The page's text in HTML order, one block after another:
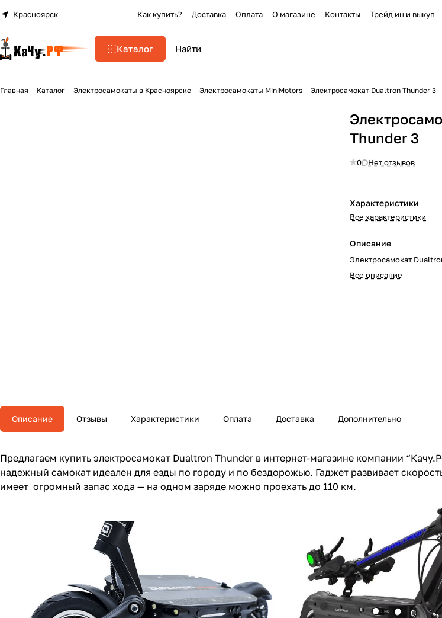
Красноярск Как купить? Доставка Оплата О магазине Контакты Трейд ин и выкуп
Каталог
Главная Каталог Электросамокаты в Красноярске Электросамокаты MiniMotors Электросамокат Dualtron Thunder 3
Thunder 3
0 Нет отзывов
Характеристики
Все характеристики
Описание
Электросамокат
Все описание
Описание Отзывы Характеристики Оплата Доставка Дополнительно
Предлагаем купить электросамокат Dualtron Thunder в интернет-магазине компании
надежный самокат идеален для езды по городу и по бездорожью. Гаджет развивает
имеет огромный запас хода — на одном заряде можно проехать до 110 км.